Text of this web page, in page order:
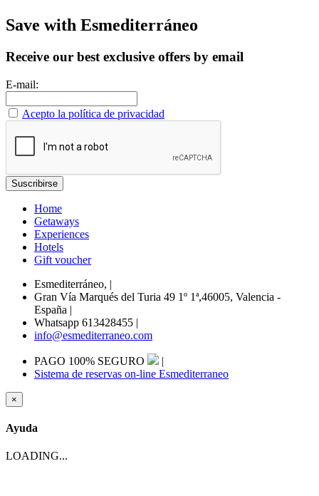
Save with Esmediterráneo
Receive our best exclusive offers by email
E-mail:
Acepto la política de privacidad
Home
Getaways
Experiences
Hotels
Gift voucher
Esmediterráneo, |
Gran Vía Marqués del Turia 49 1º 1ª,46005, Valencia -
España |
Whatsapp 613428455 |
info@esmediterraneo.com
PAGO 100% SEGURO
|
Sistema de reservas on-line Esmediterraneo
×
Ayuda
LOADING...